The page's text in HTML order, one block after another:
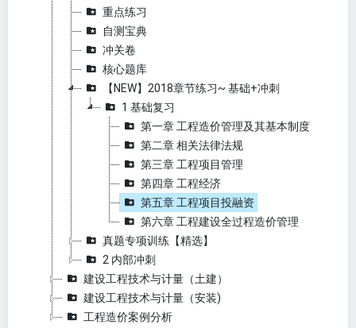
重点练习
自测宝典
冲关卷
核心题库
【NEW】2018章节练习~ 基础+冲刺
1 基础复习
第一章 工程造价管理及其基本制度
第二章 相关法律法规
第三章 工程项目管理
第四章 工程经济
第五章 工程项目投融资
第六章 工程建设全过程造价管理
真题专项训练【精选】
2 内部冲刺
建设工程技术与计量（土建）
建设工程技术与计量（安装)
工程造价案例分析